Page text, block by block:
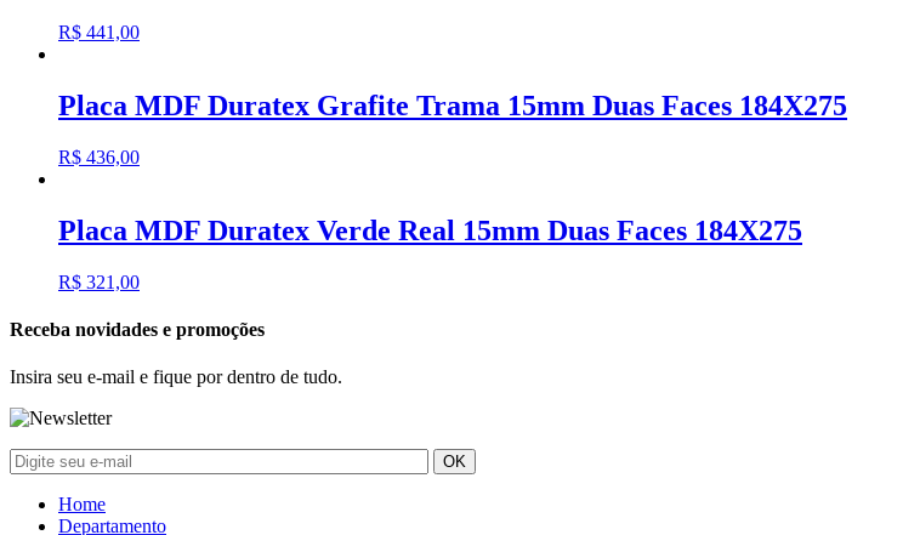
R$ 441,00
Placa MDF Duratex Grafite Trama 15mm Duas Faces 184X275
R$ 436,00
Placa MDF Duratex Verde Real 15mm Duas Faces 184X275
R$ 321,00
Receba novidades e promoções
Insira seu e-mail e fique por dentro de tudo.
Home
Departamento